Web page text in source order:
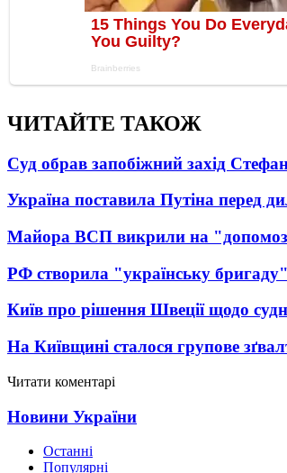
ЧИТАЙТЕ ТАКОЖ
Суд обрав запобіжний захід
Україна поставила Путіна перед
Майора ВСП викрили на
РФ створила "українську
Київ про рішення Швеції щодо
На Київщині сталося групове
Читати коментарі
Новини України
Останні
Популярні